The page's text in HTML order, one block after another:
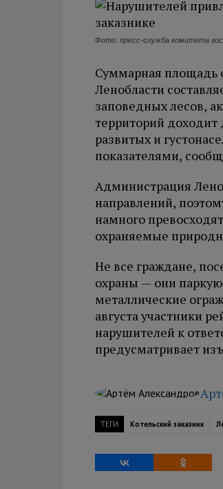
Фото: пресс-служба комитета
Суммарная площадь
Ленобласти
заповедных лесов,
территорий доходит
развитых и
показателями,
Администрация
направлений,
намного
охраняемые
Не все граждане,
охраны — они
металлические
августа участники
нарушителей к
предусматривает
ТЕГИ Котельский заказник